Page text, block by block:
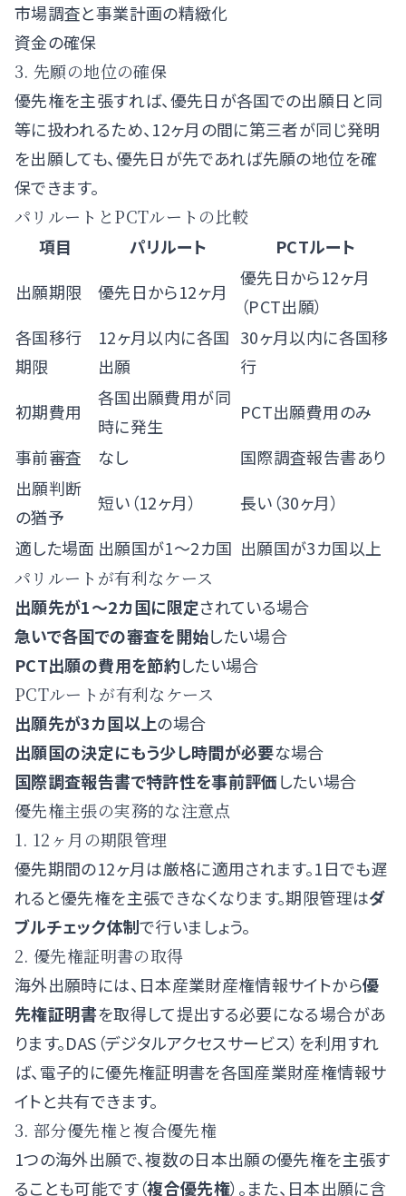
市場調査と事業計画の精緻化
資金の確保
3. 先願の地位の確保
優先権を主張すれば、優先日が各国での出願日と同
等に扱われるため、12ヶ月の間に第三者が同じ発明
を出願しても、優先日が先であれば先願の地位を確
保できます。
パリルートとPCTルートの比較
項目
パリルート
PCTルート
出願期限
優先日から12ヶ月
優先日から12ヶ月
（PCT出願）
各国移行
期限
12ヶ月以内に各国
出願
30ヶ月以内に各国移
行
初期費用
各国出願費用が同
時に発生
PCT出願費用のみ
事前審査
なし
国際調査報告書あり
出願判断
の猶予
短い（12ヶ月）
長い（30ヶ月）
適した場面 出願国が1〜2カ国 出願国が3カ国以上
パリルートが有利なケース
出願先が1〜2カ国に限定されている場合
急いで各国での審査を開始したい場合
PCT出願の費用を節約したい場合
PCTルートが有利なケース
出願先が3カ国以上の場合
出願国の決定にもう少し時間が必要な場合
国際調査報告書で特許性を事前評価したい場合
優先権主張の実務的な注意点
1. 12ヶ月の期限管理
優先期間の12ヶ月は厳格に適用されます。1日でも遅
れると優先権を主張できなくなります。期限管理はダ
ブルチェック体制で行いましょう。
2. 優先権証明書の取得
海外出願時には、日本産業財産権情報サイトから優
先権証明書を取得して提出する必要になる場合があ
ります。DAS（デジタルアクセスサービス）を利用すれ
ば、電子的に優先権証明書を各国産業財産権情報サ
イトと共有できます。
3. 部分優先権と複合優先権
1つの海外出願で、複数の日本出願の優先権を主張す
ることも可能です（複合優先権）。また、日本出願に含